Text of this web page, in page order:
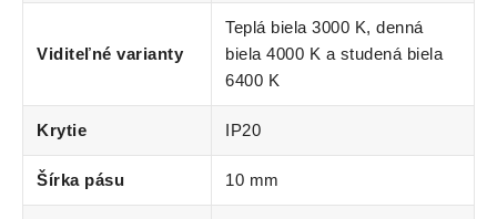
Viditeľné varianty
Teplá biela 3000 K, denná
biela 4000 K a studená biela
6400 K
Krytie IP20
Šírka pásu 10 mm